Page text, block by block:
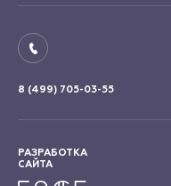
8 (499) 705-03-55
РАЗРАБОТКА
САЙТА